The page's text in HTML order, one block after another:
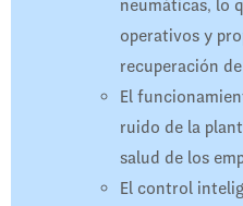
neumáticas, lo
operativos y
recuperación
El
ruido de la
salud de los
El control